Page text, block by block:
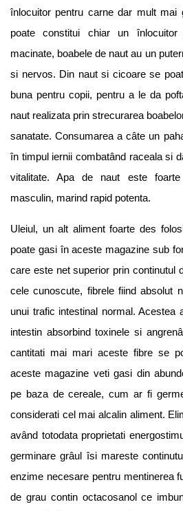
înlocuitor pentru carne dar mult mai
poate constitui chiar un
macinate, boabele de naut au un
si nervos. Din naut si cicoare se
buna pentru copii, pentru a le da
naut realizata prin strecurarea
sanatate. Consumarea a câte un
în timpul iernii combatând raceala si
vitalitate. Apa de naut este
masculin, marind rapid potenta.
Uleiul, un alt aliment foarte des
poate gasi în aceste magazine sub
care este net superior prin continutul
cele cunoscute, fibrele fiind absolut
unui trafic intestinal normal. Acestea
intestin absorbind toxinele si
cantitati mai mari aceste fibre se
aceste magazine veti gasi din
pe baza de cereale, cum ar fi
considerati cel mai alcalin aliment.
având totodata proprietati
germinare grâul îsi mareste
enzime necesare pentru mentinerea
de grau contin octacosanol ce